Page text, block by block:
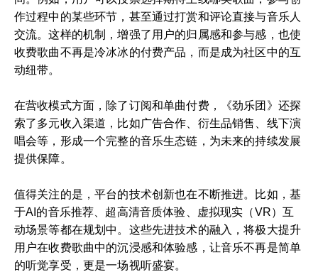
作过程中的某些环节，甚至通过打赏和评论直接与音乐人
交流。这样的机制，增强了用户的归属感和参与感，也使
收费歌曲不再是冷冰冰的付费产品，而是成为社区中的互
动纽带。
在营收模式方面，除了订阅和单曲付费，《劲乐团》还探
索了多元收入渠道，比如广告合作、衍生品销售、线下演
唱会等，形成一个完整的音乐生态链，为未来的持续发展
提供保障。
值得关注的是，平台的技术创新也在不断推进。比如，基
于AI的音乐推荐、超高清音质体验、虚拟现实（VR）互
动场景等都在规划中。这些先进技术的融入，将极大提升
用户在收费歌曲中的沉浸感和体验感，让音乐不再是简单
的听觉享受，更是一场视听盛宴。